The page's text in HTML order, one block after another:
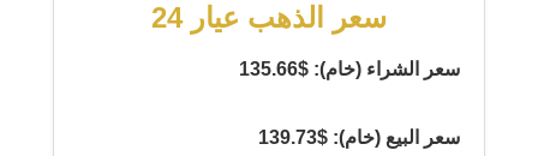
سعر الذهب عيار 24
سعر الشراء (خام): $135.66
سعر البيع (خام): $139.73